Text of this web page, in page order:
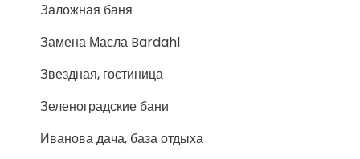
Заложная баня
Замена Масла Bardahl
Звездная, гостиница
Зеленоградские бани
Иванова дача, база отдыха